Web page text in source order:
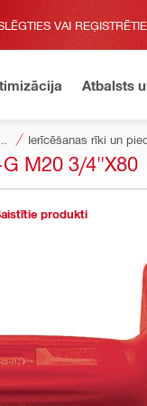
VAI
Atbalsts
Ierīcēšanas rīki un
M20 3/4"X80
produkti